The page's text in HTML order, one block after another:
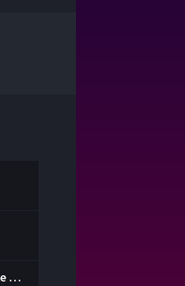
The Gangster, The Cop and The Devil Türkçe Dublaj İzle